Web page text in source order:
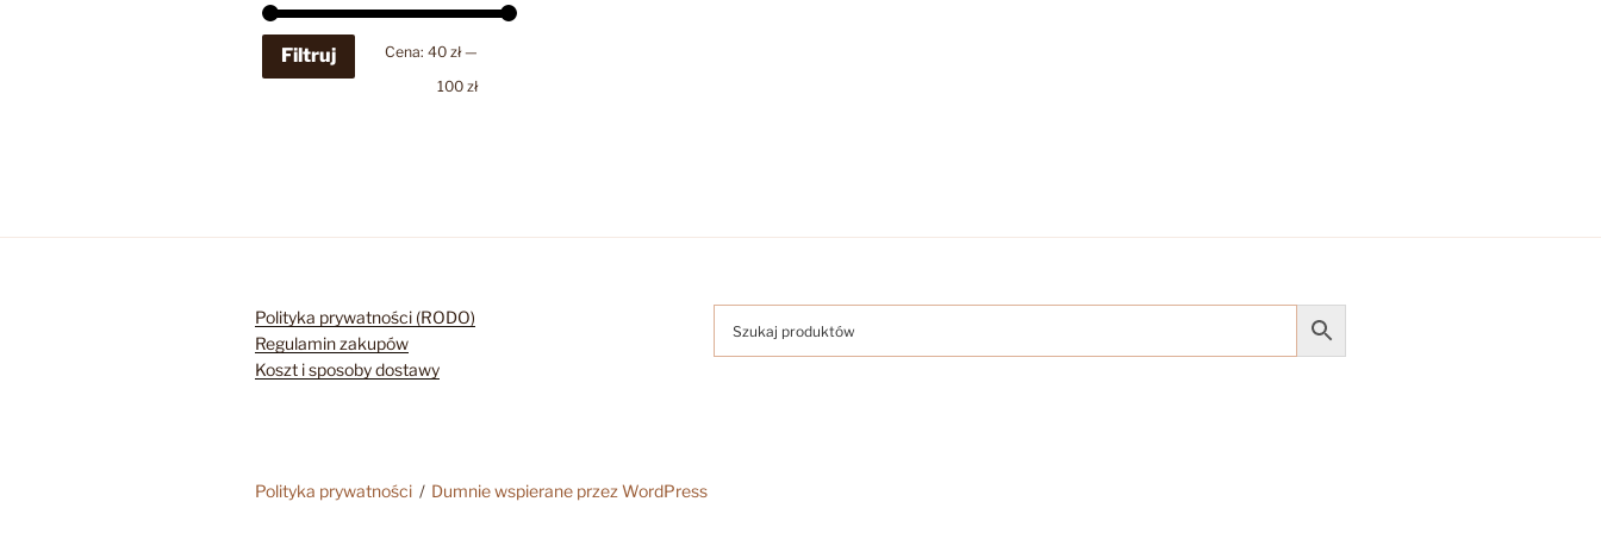
Cena
CenaFiltruj Cena: 40 zł—
100 zł
Polityka prywatności (RODO)
Regulamin zakupów
Koszt i sposoby dostawy
Polityka prywatności Dumnie wspierane przez WordPress